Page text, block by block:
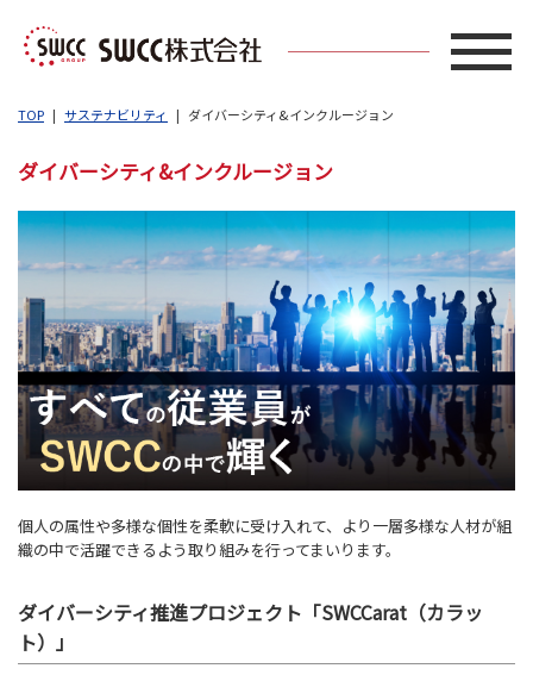
TOP サステナビリティ ダイバーシティ&インクルージョン
ダイバーシティ&インクルージョン
個人の属性や多様な個性を柔軟に受け入れて、より一層多様な人材が組
織の中で活躍できるよう取り組みを行ってまいります。
ダイバーシティ推進プロジェクト「SWCCarat（カラッ
ト）」